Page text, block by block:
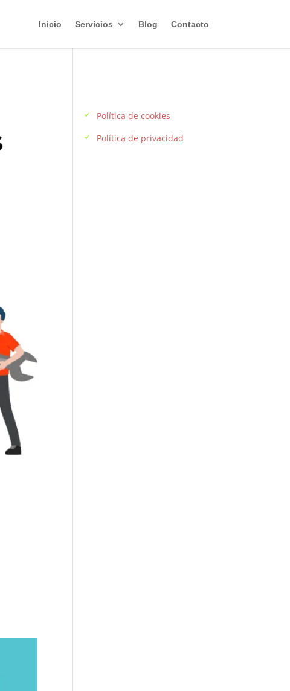
Inicio Servicios Blog Contacto
Política de cookies
Política de privacidad